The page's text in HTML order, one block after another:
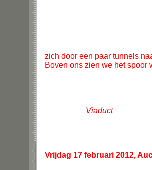
zich door een paar tunnels
Boven ons zien we het spoor
Viaduct
Vrijdag 17 februari 2012,